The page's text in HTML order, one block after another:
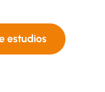
estudios